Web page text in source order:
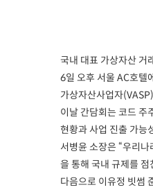
국내 대표 가상자산 거
6일 오후 서울 AC호텔
가상자산사업자
이날 간담회는 코드 주
현황과 사업 진출 가능
서병윤 소장은 “우리
을 통해 국내 규제를
다음으로 이유정 빗썸